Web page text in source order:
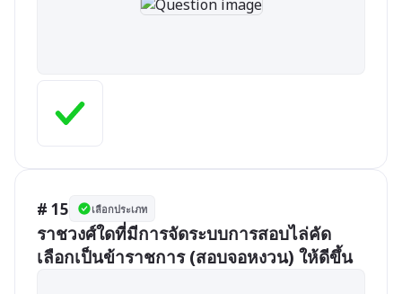
# 15 เลือกประเภท
ราชวงศ์ใดที่มีการจัดระบบการสอบไล่คัด
เลือกเป็นข้าราชการ (สอบจอหงวน) ให้ดีขึ้น